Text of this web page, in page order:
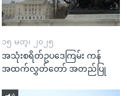
၁၅ မတ္၊ ၂၀၂၅
အသုံးစရိတ်ဥပဒေကြမ်း ကန်
အထက်လွှတ်တော် အတည်ပြု